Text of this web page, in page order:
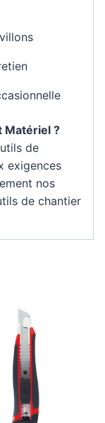
Matériel ?
de
exigences
nos
de chantier